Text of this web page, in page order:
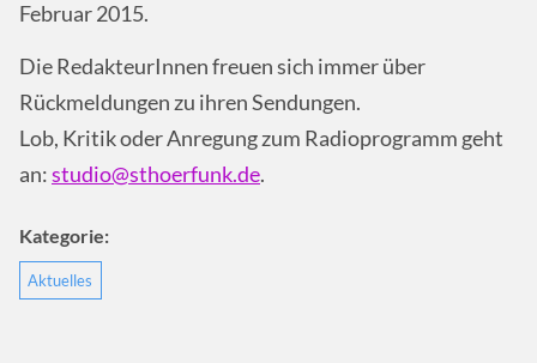
Februar 2015.
Die RedakteurInnen freuen sich immer über
Rückmeldungen zu ihren Sendungen.
Lob, Kritik oder Anregung zum Radioprogramm geht
an:studio@sthoerfunk.de.
Kategorie:
Aktuelles